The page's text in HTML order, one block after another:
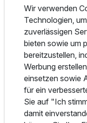
Doppelzimmer
2 Erwachsene
LANXESSarena, zum
Messe/Deutz und ist
ebenso wie die
Darüber hinaus
außergewöhnlichen
gehobenen Komfort
Atmosphäre, die sich
der
zahlreichen
Auszeichnungen
Wir verwenden
Technologien,
zuverlässigen
bieten sowie um
bereitzustellen,
Werbung
einsetzen sowie
für ein
Sie auf "Ich
damit